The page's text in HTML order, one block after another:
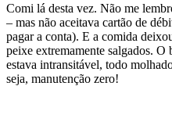
Comi lá desta vez. Não me
– mas não aceitava cartão de
pagar a conta). E a comida
peixe extremamente salgados.
estava intransitável, todo
seja, manutenção zero!